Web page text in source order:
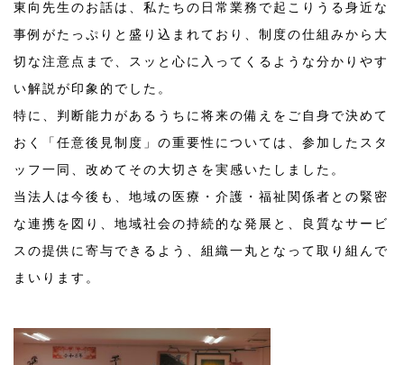
東向先生のお話は、私たちの日常業務で起こりうる身近な
事例がたっぷりと盛り込まれており、制度の仕組みから大
切な注意点まで、スッと心に入ってくるような分かりやす
い解説が印象的でした。
特に、判断能力があるうちに将来の備えをご自身で決めて
おく「任意後見制度」の重要性については、参加したスタ
ッフ一同、改めてその大切さを実感いたしました。
当法人は今後も、地域の医療・介護・福祉関係者との緊密
な連携を図り、地域社会の持続的な発展と、良質なサービ
スの提供に寄与できるよう、組織一丸となって取り組んで
まいります。